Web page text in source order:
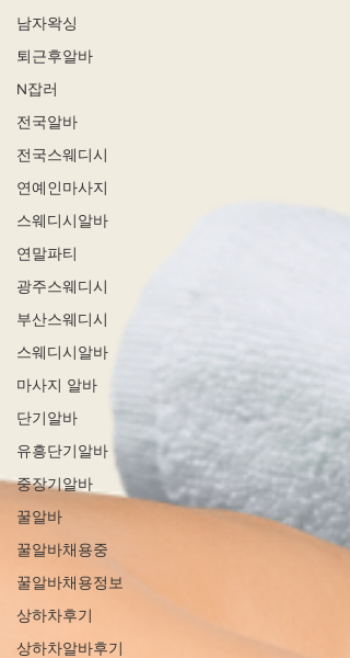
남자왁싱
퇴근후알바
N잡러
전국알바
전국스웨디시
연예인마사지
스웨디시알바
연말파티
광주스웨디시
부산스웨디시
스웨디시알바
마사지 알바
단기알바
유흥단기알바
중장기알바
꿀알바
꿀알바채용중
꿀알바채용정보
상하차후기
상하차알바후기